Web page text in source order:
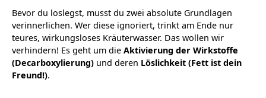
Bevor du loslegst, musst du zwei absolute Grundlagen
verinnerlichen. Wer diese ignoriert, trinkt am Ende nur
teures, wirkungsloses Kräuterwasser. Das wollen wir
verhindern! Es geht um die Aktivierung der Wirkstoffe
(Decarboxylierung) und deren Löslichkeit (Fett ist dein
Freund!).